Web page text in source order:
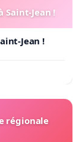
Jean !
Jean !
régionale